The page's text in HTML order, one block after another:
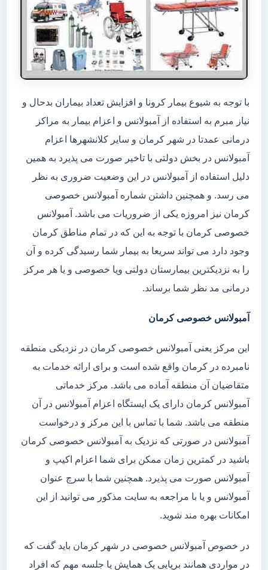
با توجه به شیوع بیمار کرونا و افزایش تعداد بیماران بدحال و
نیاز مبرم به استفاده از آمبولانس و اعزام بیمار به مراکز
درمانی عمدتا در شهر کرمان و سایر کلانشهرها اعزام
آمبولانس در بخش دولتی با تاخیر صورت می پذیرد به همین
دلیل استفاده از آمبولانس در این وضعیت ضروری به نظر
می رسد. و همچنین داشتن شماره آمبولانس خصوصی
کرمان نیز امروزه یکی از ضروریات می باشد. آمبولانس
خصوصی کرمان با توجه به این که در تمام مناطق کرمان
وجود دارد می تواند سریعا به بیمار شما رسیدگی کرده و آن
را به نزدیکترین بیمارستان دولتی ویا خصوصی و یا هر مرکز
درمانی مد نظر شما برساند.
آمبولانس خصوصی کرمان
این مرکز یعنی آمبولانس خصوصی کرمان در نزدیکی منطقه
نامبرده در کرمان واقع شده است و برای ارائه خدمات به
متقاضیان آن منطقه آماده می باشد. مرکز خدماتی
آمبولانس کرمان دارای یک ایستگاه اعزام آمبولانس در آن
منطقه می باشد. شما با تماس با این مرکز و درخواست
آمبولانس در صورتی که نزدیک به آمبولانس خصوصی کرمان
باشید در کمترین زمان ممکن برای شما اعزام اکیپ و
آمبولانس صورت می پذیرد. همچنین شما با سرچ عنوان
آمبولانس و یا با مراجعه به سایت مذکور می توانید از این
امکانات بهره مند شوید.
در خصوص آمبولانس خصوصی در شهر کرمان باید گفت که
در مواردی همانند برپایی یک همایش یا جلسه مهم که افراد